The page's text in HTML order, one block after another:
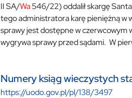
II SA/Wa546/22) oddalił skargę
tego administratora karę pieniężną w
sprawy jest dostępne w czerwcowym
wygrywa sprawy przed sądami. W
Numery ksiąg wieczystych
https://uodo.gov.pl/pl/138/3497